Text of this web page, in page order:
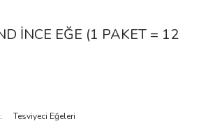
İNCE EĞE (1 PAKET = 12
Tesviyeci Eğeleri